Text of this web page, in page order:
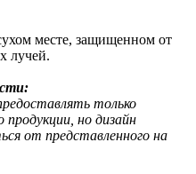
месте, защищенном от
лучей.
только
но дизайн
от представленного на